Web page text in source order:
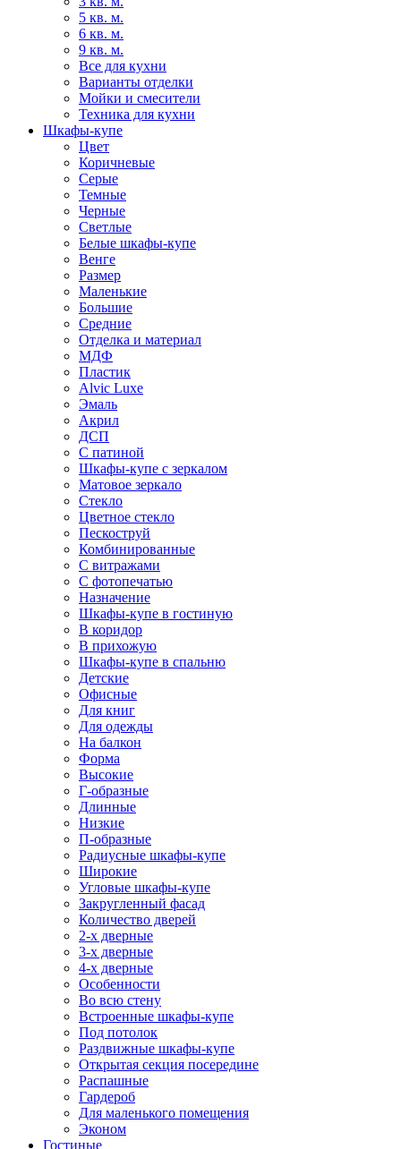
5 кв. м.
6 кв. м.
9 кв. м.
Все для кухни
Варианты отделки
Мойки и смесители
Техника для кухни
Шкафы-купе
Цвет
Коричневые
Серые
Темные
Черные
Светлые
Белые шкафы-купе
Венге
Размер
Маленькие
Большие
Средние
Отделка и материал
МДФ
Пластик
Alvic Luxe
Эмаль
Акрил
ДСП
С патиной
Шкафы-купе с зеркалом
Матовое зеркало
Стекло
Цветное стекло
Пескоструй
Комбинированные
С витражами
С фотопечатью
Назначение
Шкафы-купе в гостиную
В коридор
В прихожую
Шкафы-купе в спальню
Детские
Офисные
Для книг
Для одежды
На балкон
Форма
Высокие
Г-образные
Длинные
Низкие
П-образные
Радиусные шкафы-купе
Широкие
Угловые шкафы-купе
Закругленный фасад
Количество дверей
2-х дверные
3-х дверные
4-х дверные
Особенности
Во всю стену
Встроенные шкафы-купе
Под потолок
Раздвижные шкафы-купе
Открытая секция посередине
Распашные
Гардероб
Для маленького помещения
Эконом
Гостиные